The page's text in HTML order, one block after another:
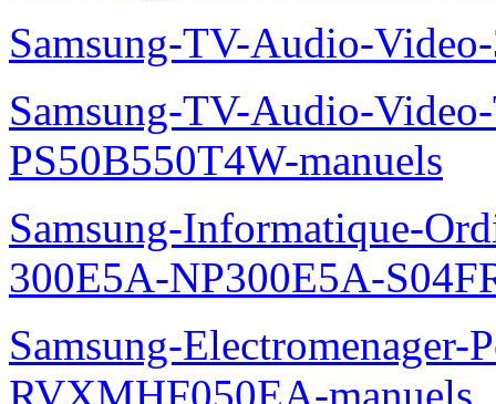
Samsung-TV-Audio-
Samsung-TV-Audio-
PS50B550T4W-manuels
Samsung-Informatique-
300E5A-NP300E5A-
Samsung-